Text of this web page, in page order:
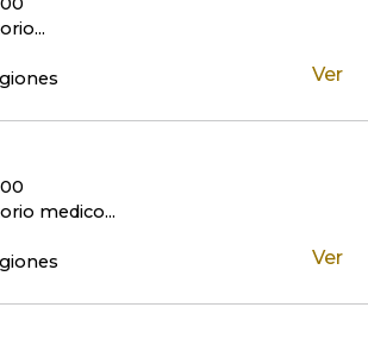
Ver
medico...
Ver